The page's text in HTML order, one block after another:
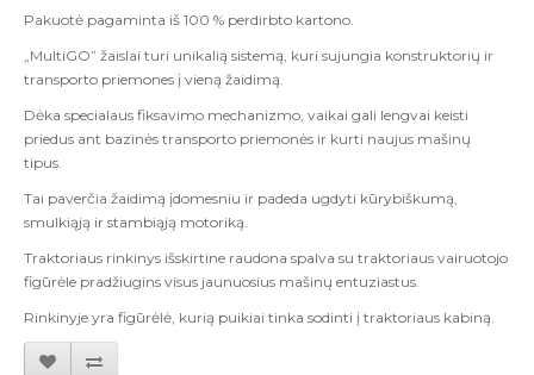
Pakuotė pagaminta iš 100 % perdirbto kartono.
„MultiGO” žaislai turi unikalią sistemą, kuri sujungia konstruktorių ir
transporto priemones į vieną žaidimą.
Dėka specialaus fiksavimo mechanizmo, vaikai gali lengvai keisti
priedus ant bazinės transporto priemonės ir kurti naujus mašinų
tipus.
Tai paverčia žaidimą įdomesniu ir padeda ugdyti kūrybiškumą,
smulkiąją ir stambiąją motoriką.
Traktoriaus rinkinys išskirtine raudona spalva su traktoriaus vairuotojo
figūrėle pradžiugins visus jaunuosius mašinų entuziastus.
Rinkinyje yra figūrėlė, kurią puikiai tinka sodinti į traktoriaus kabiną.